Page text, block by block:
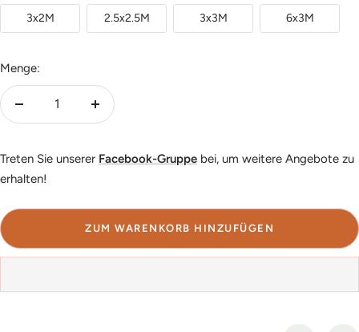
3x2M 2.5x2.5M 3x3M 6x3M
Menge:
Menge
Treten Sie unserer Facebook-Gruppe bei, um weitere Angebote zu
erhalten!
ZUM WARENKORB HINZUFÜGEN